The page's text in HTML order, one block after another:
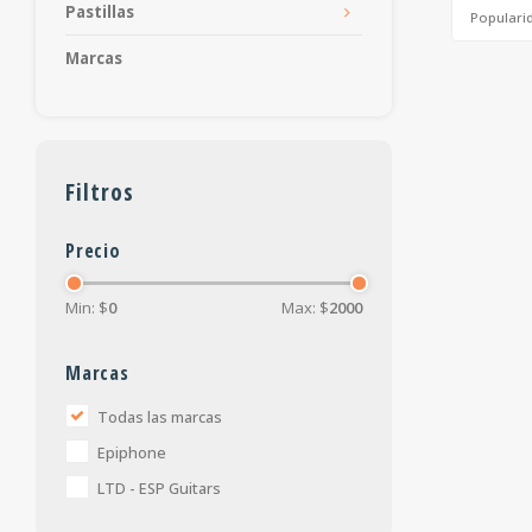
Pastillas
Marcas
Filtros
Precio
Min: $0 Max: $2000
Marcas
Todas las marcas
Epiphone
LTD - ESP Guitars